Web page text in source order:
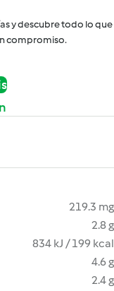
y descubre todo lo que
compromiso.
219.3 mg
2.8 g
834 kJ / 199 kcal
4.6 g
2.4 g